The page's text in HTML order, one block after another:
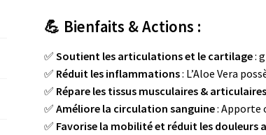
💪 Bienfaits & Actions :
✅ Soutient les articulations et le cartilage:
✅ Réduit les inflammations: L’Aloe Vera
✅ Répare les tissus musculaires & articulaires
✅ Améliore la circulation sanguine: Apporte
✅ Favorise la mobilité et réduit les douleurs